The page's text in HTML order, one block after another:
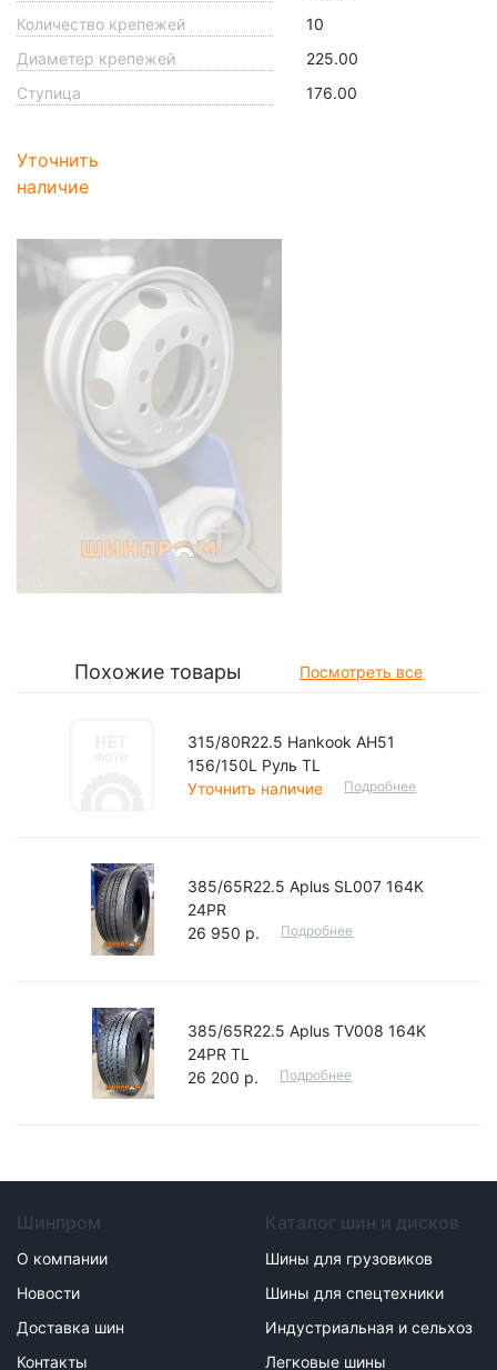
Количество крепежей
10
Диаметер крепежей
225.00
Ступица
176.00
Уточнить
наличие
Похожие товары Посмотреть все
315/80R22.5 Hankook AH51
156/150L Руль TL
Уточнить наличие
Подробнее
385/65R22.5 Aplus SL007 164K
24PR
26 950 р.
Подробнее
385/65R22.5 Aplus TV008 164K
24PR TL
26 200 р.
Подробнее
Шинпром
О компании
Новости
Доставка шин
Контакты
Каталог шин и дисков
Шины для грузовиков
Шины для спецтехники
Индустриальная и сельхоз
Легковые шины